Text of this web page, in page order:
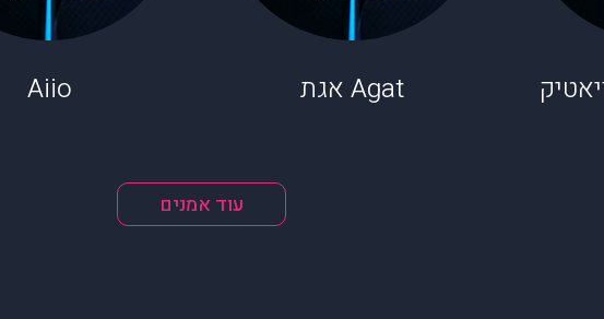
Agat אגת Aiio
עוד אמנים